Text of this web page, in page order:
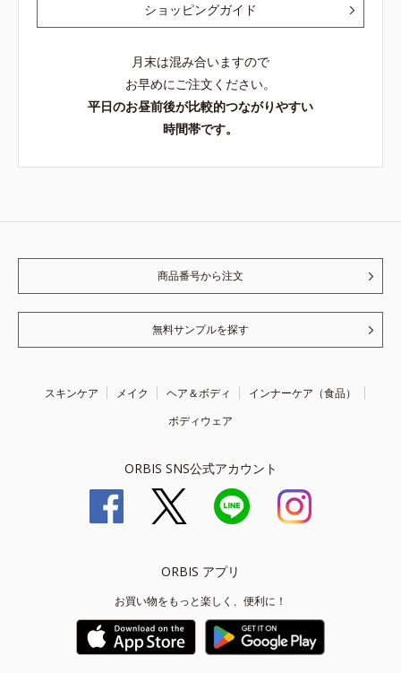
ショッピングガイド
月末は混み合いますので
お早めにご注文ください。
平日のお昼前後が比較的つながりやすい
時間帯です。
商品番号から注文
無料サンプルを探す
スキンケア メイク ヘア＆ボディ
インナーケア（食品）
ボディウェア
ORBIS SNS公式アカウント
ORBIS アプリ
お買い物をもっと楽しく、便利に！